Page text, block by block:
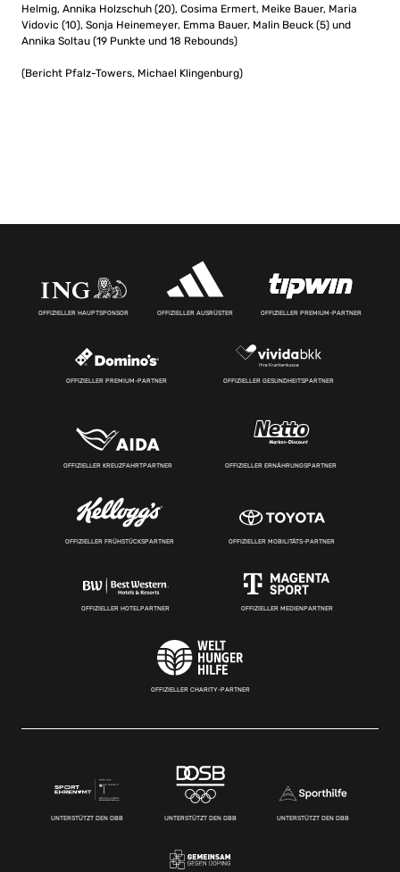
Helmig, Annika Holzschuh (20), Cosima Ermert, Meike Bauer, Maria
Vidovic (10), Sonja Heinemeyer, Emma Bauer, Malin Beuck (5) und
Annika Soltau (19 Punkte und 18 Rebounds)
(Bericht Pfalz-Towers, Michael Klingenburg)
OFFIZIELLER HAUPTSPONSOR OFFIZIELLER AUSRÜSTER OFFIZIELLER PREMIUM-PARTNER
OFFIZIELLER PREMIUM-PARTNER OFFIZIELLER GESUNDHEITSPARTNER
OFFIZIELLER KREUZFAHRTPARTNER OFFIZIELLER ERNÄHRUNGSPARTNER
OFFIZIELLER FRÜHSTÜCKSPARTNER OFFIZIELLER MOBILITÄTS-PARTNER
OFFIZIELLER HOTELPARTNER OFFIZIELLER MEDIENPARTNER
OFFIZIELLER CHARITY-PARTNER
UNTERSTÜTZT DEN DBB UNTERSTÜTZT DEN DBB UNTERSTÜTZT DEN DBB